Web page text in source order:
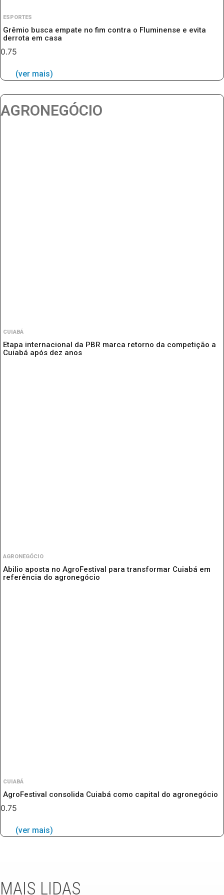
ESPORTES
Grêmio busca empate no fim contra o Fluminense e evita
derrota em casa
(ver mais)
AGRONEGÓCIO
CUIABÁ
Etapa internacional da PBR marca retorno da competição a
Cuiabá após dez anos
AGRONEGÓCIO
Abilio aposta no AgroFestival para transformar Cuiabá em
referência do agronegócio
CUIABÁ
AgroFestival consolida Cuiabá como capital do agronegócio
(ver mais)
MAIS LIDAS